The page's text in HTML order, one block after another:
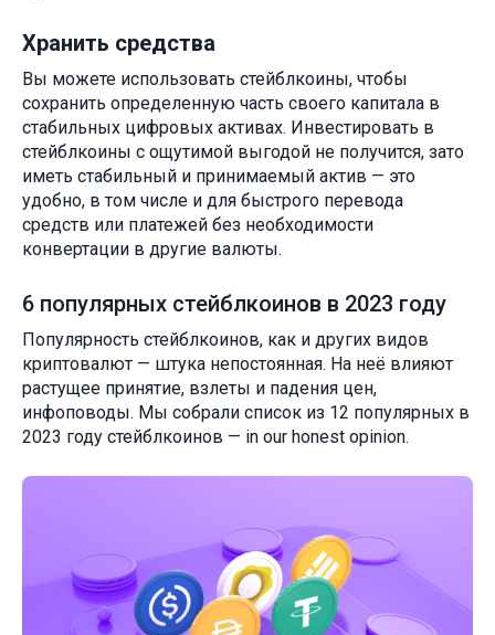
Хранить средства
Вы можете использовать стейблкоины, чтобы
сохранить определенную часть своего капитала в
стабильных цифровых активах. Инвестировать в
стейблкоины с ощутимой выгодой не получится, зато
иметь стабильный и принимаемый актив — это
удобно, в том числе и для быстрого перевода
средств или платежей без необходимости
конвертации в другие валюты.
6 популярных стейблкоинов в 2023 году
Популярность стейблкоинов, как и других видов
криптовалют — штука непостоянная. На неё влияют
растущее принятие, взлеты и падения цен,
инфоповоды. Мы собрали список из 12 популярных в
2023 году стейблкоинов — in our honest opinion.